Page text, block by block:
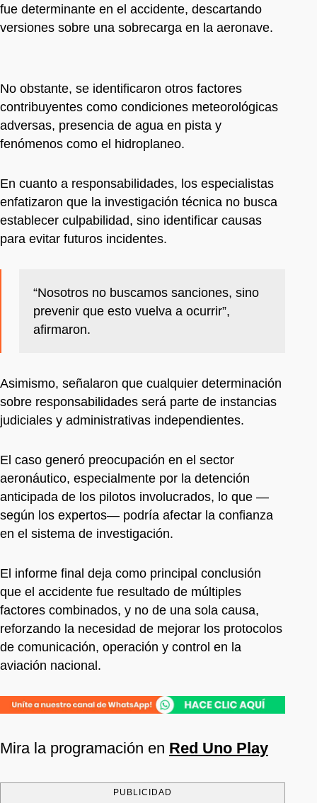
fue determinante en el accidente, descartando
versiones sobre una sobrecarga en la aeronave.
No obstante, se identificaron otros factores
contribuyentes como condiciones meteorológicas
adversas, presencia de agua en pista y
fenómenos como el hidroplaneo.
En cuanto a responsabilidades, los especialistas
enfatizaron que la investigación técnica no busca
establecer culpabilidad, sino identificar causas
para evitar futuros incidentes.
“Nosotros no buscamos sanciones, sino
prevenir que esto vuelva a ocurrir”,
afirmaron.
Asimismo, señalaron que cualquier determinación
sobre responsabilidades será parte de instancias
judiciales y administrativas independientes.
El caso generó preocupación en el sector
aeronáutico, especialmente por la detención
anticipada de los pilotos involucrados, lo que —
según los expertos— podría afectar la confianza
en el sistema de investigación.
El informe final deja como principal conclusión
que el accidente fue resultado de múltiples
factores combinados, y no de una sola causa,
reforzando la necesidad de mejorar los protocolos
de comunicación, operación y control en la
aviación nacional.
Mira la programación en Red Uno Play
PUBLICIDAD